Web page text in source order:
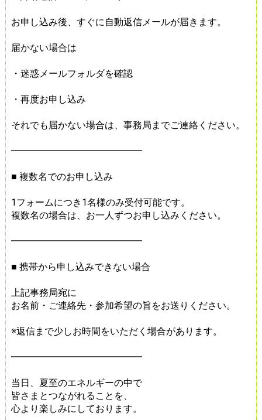
お申し込み後、すぐに自動返信メールが届きます。
届かない場合は
・迷惑メールフォルダを確認
・再度お申し込み
それでも届かない場合は、事務局までご連絡ください。
━━━━━━━━━━━━━━
■ 複数名でのお申し込み
1フォームにつき1名様のみ受付可能です。
複数名の場合は、お一人ずつお申し込みください。
━━━━━━━━━━━━━━
■ 携帯から申し込みできない場合
上記事務局宛に
お名前・ご連絡先・参加希望の旨をお送りください。
※返信まで少しお時間をいただく場合があります。
━━━━━━━━━━━━━━
当日、夏至のエネルギーの中で
皆さまとつながれることを、
心より楽しみにしております。